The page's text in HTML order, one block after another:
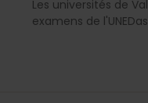
Les universités de
examens de